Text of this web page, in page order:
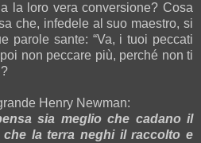
la loro vera conversione? Cosa
che, infedele al suo maestro, si
parole sante: “Va, i tuoi peccati
non peccare più, perché non ti
Henry Newman:
sia meglio che cadano il
la terra neghi il raccolto e